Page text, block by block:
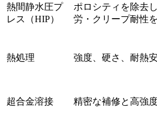
熱間静水圧プ
レス（HIP）
ポロシティを除去
労・クリープ耐性を
熱処理 強度、硬さ、耐熱
超合金溶接 精密な補修と高強